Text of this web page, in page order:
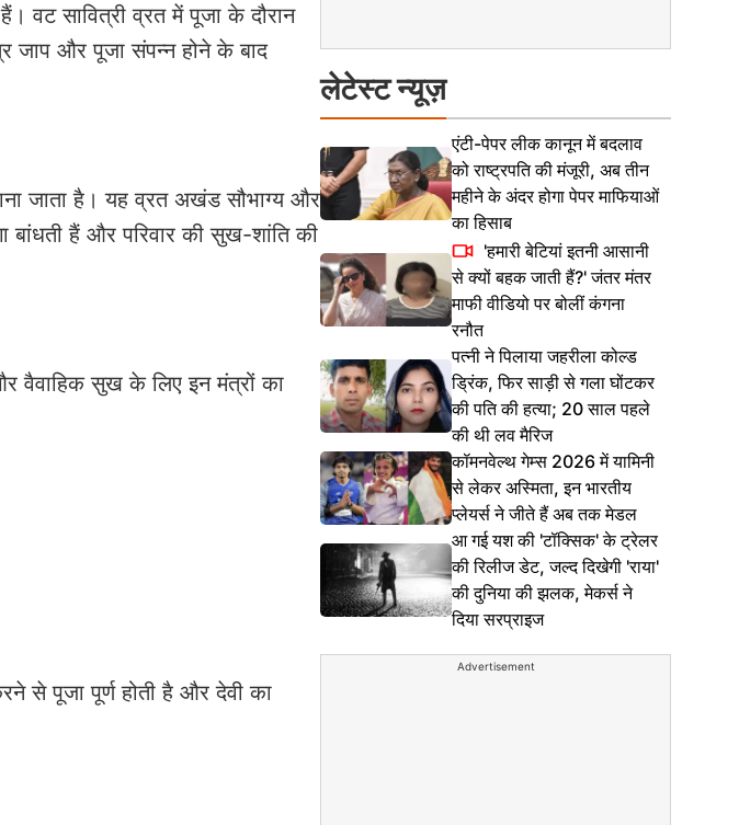
वट सावित्री व्रत में पूजा के दौरान
जाप और पूजा संपन्न होने के बाद
जाता है। यह व्रत अखंड सौभाग्य और
बांधती हैं और परिवार की सुख-शांति की
वैवाहिक सुख के लिए इन मंत्रों का
से पूजा पूर्ण होती है और देवी का
लेटेस्ट न्यूज़
एंटी-पेपर लीक कानून में बदलाव
को राष्ट्रपति की मंजूरी, अब तीन
महीने के अंदर होगा पेपर माफियाओं
का हिसाब
'हमारी बेटियां इतनी आसानी
से क्यों बहक जाती हैं?' जंतर मंतर
माफी वीडियो पर बोलीं कंगना
रनौत
पत्नी ने पिलाया जहरीला कोल्ड
ड्रिंक, फिर साड़ी से गला घोंटकर
की पति की हत्या; 20 साल पहले
की थी लव मैरिज
कॉमनवेल्थ गेम्स 2026 में यामिनी
से लेकर अस्मिता, इन भारतीय
प्लेयर्स ने जीते हैं अब तक मेडल
आ गई यश की 'टॉक्सिक' के ट्रेलर
की रिलीज डेट, जल्द दिखेगी 'राया'
की दुनिया की झलक, मेकर्स ने
दिया सरप्राइज
Advertisement